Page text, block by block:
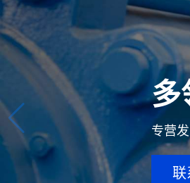
多
专营
联